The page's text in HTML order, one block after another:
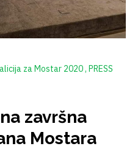
za Mostar 2020 PRESS
završna
Mostara